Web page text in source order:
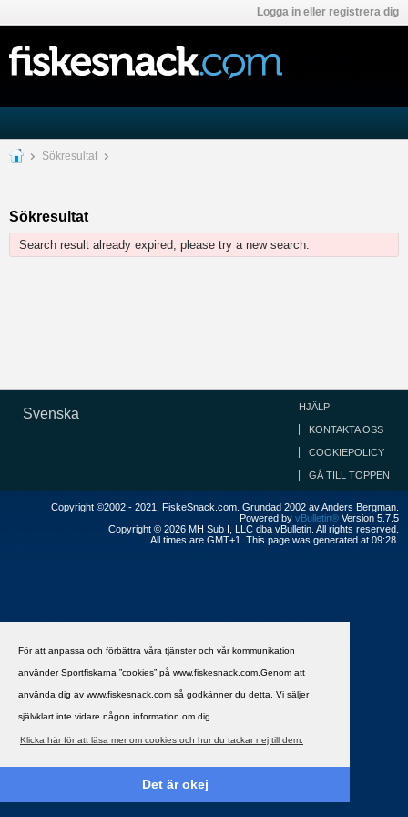
För att anpassa och förbättra våra tjänster och vår kommunikation
använder Sportfiskarna ”cookies” på www.fiskesnack.com.Genom att
använda dig av www.fiskesnack.com så godkänner du detta. Vi säljer
självklart inte vidare någon information om dig.
Klicka här för att läsa mer om cookies och hur du tackar nej till dem.
Det är okej
Logga in eller registrera dig
Sökresultat
Sökresultat
Search result already expired, please try a new search.
Svenska HJÄLP
KONTAKTA OSS
COOKIEPOLICY
GÅ TILL TOPPEN
Copyright ©2002 - 2021, FiskeSnack.com. Grundad 2002 av Anders Bergman.
Powered by vBulletin® Version 5.7.5
Copyright © 2026 MH Sub I, LLC dba vBulletin. All rights reserved.
All times are GMT+1. This page was generated at 09:28.